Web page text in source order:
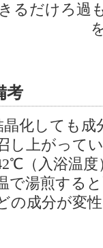
るだけろ過
晶化しても成
し上がって
（入浴温
で湯煎する
の成分が変